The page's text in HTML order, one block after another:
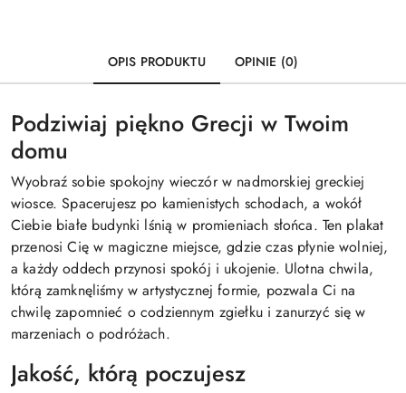
OPIS PRODUKTU OPINIE (0)
Podziwiaj piękno Grecji w Twoim
domu
Wyobraź sobie spokojny wieczór w nadmorskiej greckiej
wiosce. Spacerujesz po kamienistych schodach, a wokół
Ciebie białe budynki lśnią w promieniach słońca. Ten plakat
przenosi Cię w magiczne miejsce, gdzie czas płynie wolniej,
a każdy oddech przynosi spokój i ukojenie. Ulotna chwila,
którą zamknęliśmy w artystycznej formie, pozwala Ci na
chwilę zapomnieć o codziennym zgiełku i zanurzyć się w
marzeniach o podróżach.
Jakość, którą poczujesz